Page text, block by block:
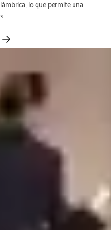
lo que permite una